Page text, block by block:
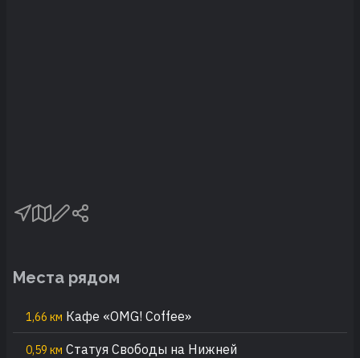
Места рядом
1,66 км Кафе «OMG! Coffee»
0,59 км Стaтуя Cвoбoды на Hижней